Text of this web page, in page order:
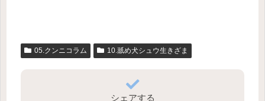
05.クンニコラム 10.舐め犬シュウ生きざま
シェアする